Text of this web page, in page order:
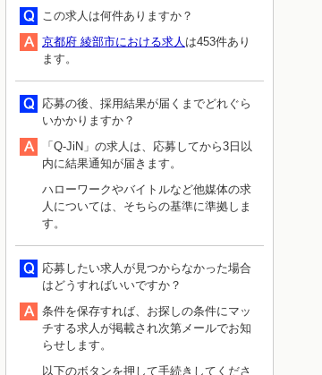
この求人は何件ありますか？
京都府 綾部市における求人 は453件あり
ます。
応募の後、採用結果が届くまでどれぐら
いかかりますか？
「Q-JiN」の求人は、応募してから3日以
内に結果通知が届きます。
ハローワークやバイトルなど他媒体の求
人については、そちらの基準に準拠しま
す。
応募したい求人が見つからなかった場合
はどうすればいいですか？
条件を保存すれば、お探しの条件にマッ
チする求人が掲載され次第メールでお知
らせします。
以下のボタンを押して手続きしてくださ